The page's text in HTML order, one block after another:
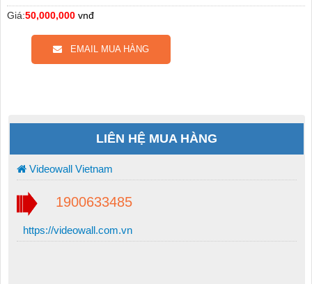
Giá:50,000,000 vnđ
EMAIL MUA HÀNG
LIÊN HỆ MUA HÀNG
Videowall Vietnam
1900633485
https://videowall.com.vn